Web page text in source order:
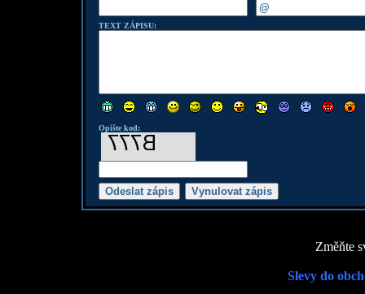
TEXT ZÁPISU:
Opište kod:
Změňte
Slevy do